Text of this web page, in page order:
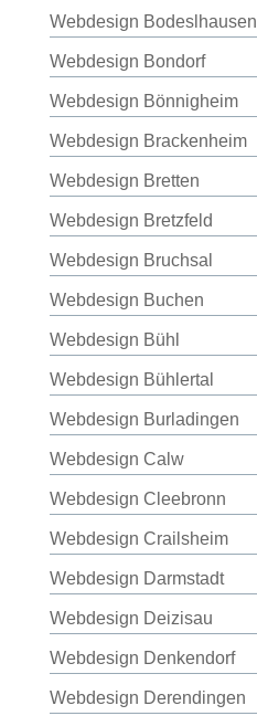
Webdesign Bodeslhausen
Webdesign Bondorf
Webdesign Bönnigheim
Webdesign Brackenheim
Webdesign Bretten
Webdesign Bretzfeld
Webdesign Bruchsal
Webdesign Buchen
Webdesign Bühl
Webdesign Bühlertal
Webdesign Burladingen
Webdesign Calw
Webdesign Cleebronn
Webdesign Crailsheim
Webdesign Darmstadt
Webdesign Deizisau
Webdesign Denkendorf
Webdesign Derendingen